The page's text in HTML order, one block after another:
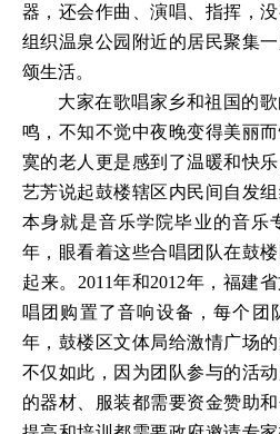
器，还会作曲、演唱、指挥，
组织温泉公园附近的居民聚集
颂生活。
大家在歌唱家乡和祖国的
鸣，不知不觉中夜晚变得美丽
寞的老人更是感到了温暖和快
艺芳说起鼓楼辖区内民间自发
本身就是音乐学院毕业的音乐
年，眼看着这些合唱团队在鼓
起来。 2011年和2012年，福建
唱团购置了音响设备，每个团
年，鼓楼区文体局给激情广场
不仅如此，因为团队参与的活
的器材、服装都需要资金赞助